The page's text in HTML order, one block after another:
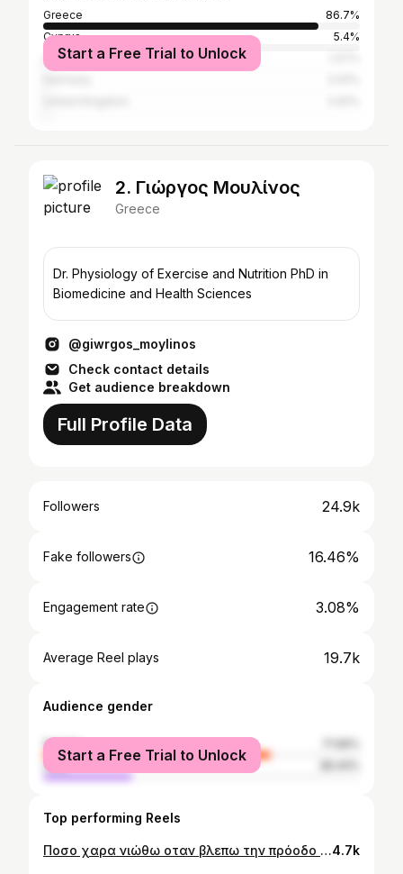
Greece
86.7%
Cyprus
5.4%
United States
Start a Free Trial to Unlock
2. Γιώργος Μουλίνος
Greece
Dr. Physiology of Exercise and Nutrition PhD in
Biomedicine and Health Sciences
@giwrgos_moylinos
Check contact details
Get audience breakdown
Full Profile Data
Followers 24.9k
Fake followers 16.46%
Engagement rate 3.08%
Average Reel plays 19.7k
Audience gender
female
male
Start a Free Trial to Unlock
Top performing Reels
Ποσο χαρα νιώθω οταν βλεπω την πρόοδο της αγαπημένης μου φίλης !!! Σοφια μου ο εχθρός του καλού είναι το καλύτερο παμε να το τελειώσουμε !4.7k